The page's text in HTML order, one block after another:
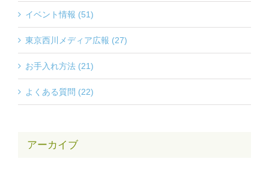
イベント情報 (51)
東京西川メディア広報 (27)
お手入れ方法 (21)
よくある質問 (22)
アーカイブ